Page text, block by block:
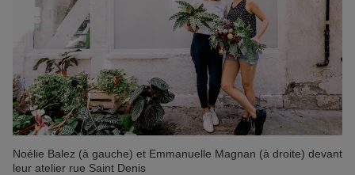
Noélie Balez (à gauche) et Emmanuelle Magnan (à droite) devant
leur atelier rue Saint Denis